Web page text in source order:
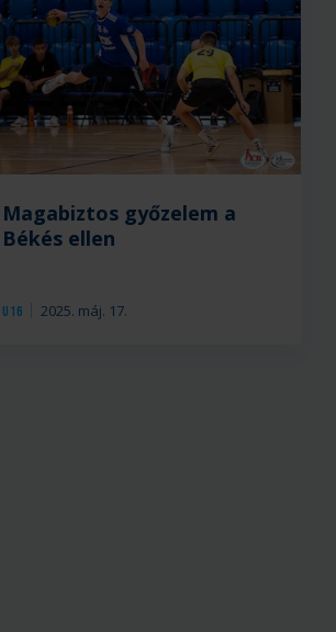
idény
után
távozó
Vladan
Jordovics
az
idén
U16 2025. máj. 17.
Magabiztos győzelem a
Békés ellen
Vladan
Jordovics
búcsúmeccsén